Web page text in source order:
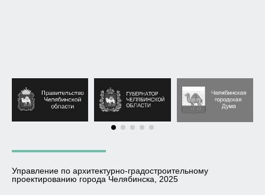
Управление по архитектурно-градостроительному
проектированию города Челябинска, 2025